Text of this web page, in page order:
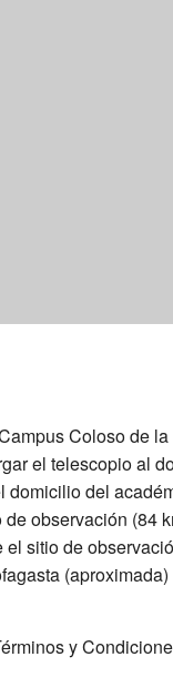
Coloso de
el telescopio al
domicilio del
observación (84
sitio de
(aproximada)
y